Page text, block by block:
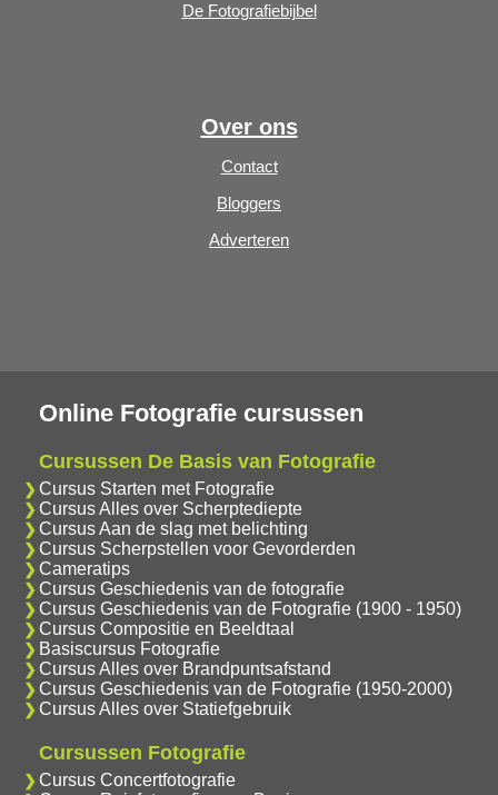
De Fotografiebijbel
Over ons
Contact
Bloggers
Adverteren
Online Fotografie cursussen
Cursussen De Basis van Fotografie
Cursus Starten met Fotografie
Cursus Alles over Scherptediepte
Cursus Aan de slag met belichting
Cursus Scherpstellen voor Gevorderden
Cameratips
Cursus Geschiedenis van de fotografie
Cursus Geschiedenis van de Fotografie (1900 - 1950)
Cursus Compositie en Beeldtaal
Basiscursus Fotografie
Cursus Alles over Brandpuntsafstand
Cursus Geschiedenis van de Fotografie (1950-2000)
Cursus Alles over Statiefgebruik
Cursussen Fotografie
Cursus Concertfotografie